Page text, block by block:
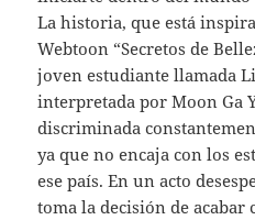
La historia, que está
Webtoon “Secretos de
joven estudiante llamada
interpretada por Moon Ga
discriminada
ya que no encaja con los
ese país. En un acto
toma la decisión de acabar